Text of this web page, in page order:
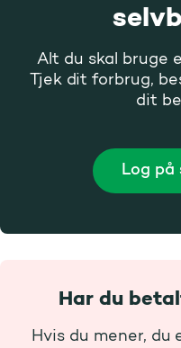
Alt du skal bruge
Tjek dit forbrug,
dit
Log på
Har du
Hvis du mener,